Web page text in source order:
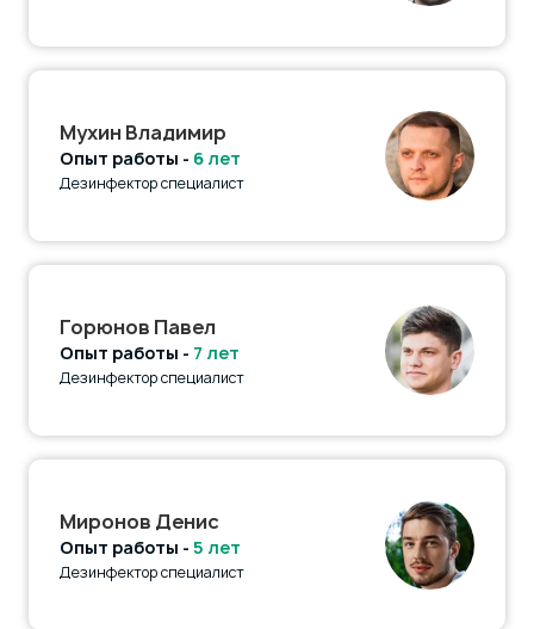
Мухин Владимир
Опыт работы - 6 лет
Дезинфектор специалист
Горюнов Павел
Опыт работы - 7 лет
Дезинфектор специалист
Миронов Денис
Опыт работы - 5 лет
Дезинфектор специалист